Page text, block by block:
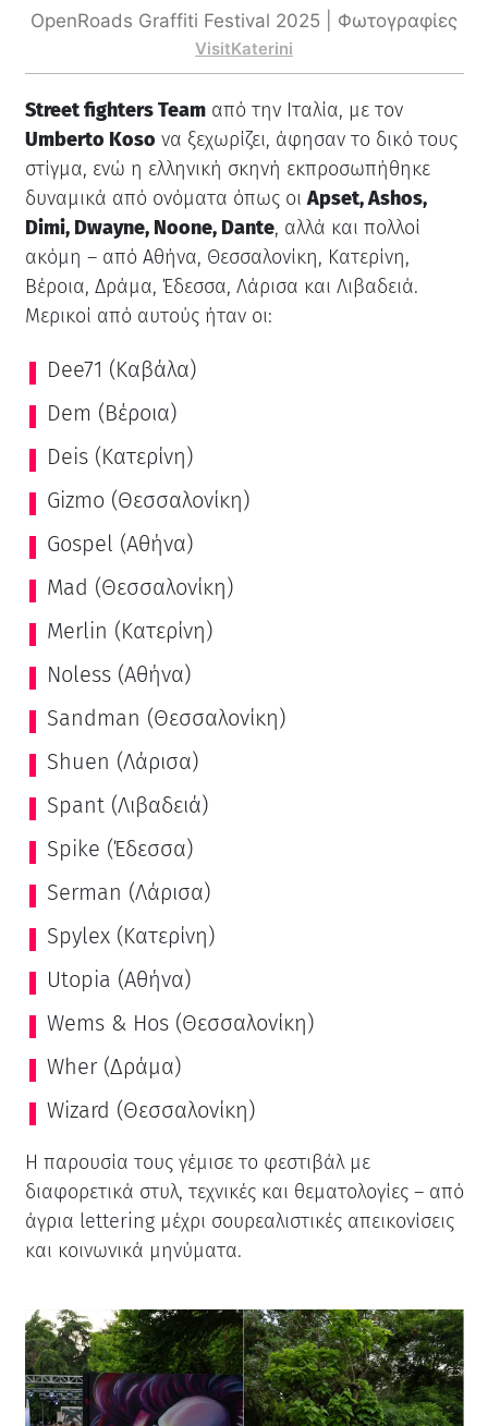
OpenRoads Graffiti Festival 2025 | Φωτογραφίες
VisitKaterini
Street fighters Teamαπό την Ιταλία, με τον
Umberto Koso να ξεχωρίζει, άφησαν το δικό τους
στίγμα, ενώ η ελληνική σκηνή εκπροσωπήθηκε
δυναμικά από ονόματα όπως οιApset, Ashos,
Dimi, Dwayne, Noone, Dante, αλλά και πολλοί
ακόμη – από Αθήνα, Θεσσαλονίκη, Κατερίνη,
Βέροια, Δράμα, Έδεσσα, Λάρισα και Λιβαδειά.
Μερικοί από αυτούς ήταν οι:
Dee71 (Καβάλα)
Dem (Βέροια)
Deis (Κατερίνη)
Gizmo (Θεσσαλονίκη)
Gospel (Αθήνα)
Mad (Θεσσαλονίκη)
Merlin (Κατερίνη)
Noless (Αθήνα)
Sandman (Θεσσαλονίκη)
Shuen (Λάρισα)
Spant (Λιβαδειά)
Spike (Έδεσσα)
Serman (Λάρισα)
Spylex (Κατερίνη)
Utopia (Αθήνα)
Wems & Hos (Θεσσαλονίκη)
Wher (Δράμα)
Wizard (Θεσσαλονίκη)
Η παρουσία τους γέμισε το φεστιβάλ με
διαφορετικά στυλ, τεχνικές και θεματολογίες – από
άγρια lettering μέχρι σουρεαλιστικές απεικονίσεις
και κοινωνικά μηνύματα.